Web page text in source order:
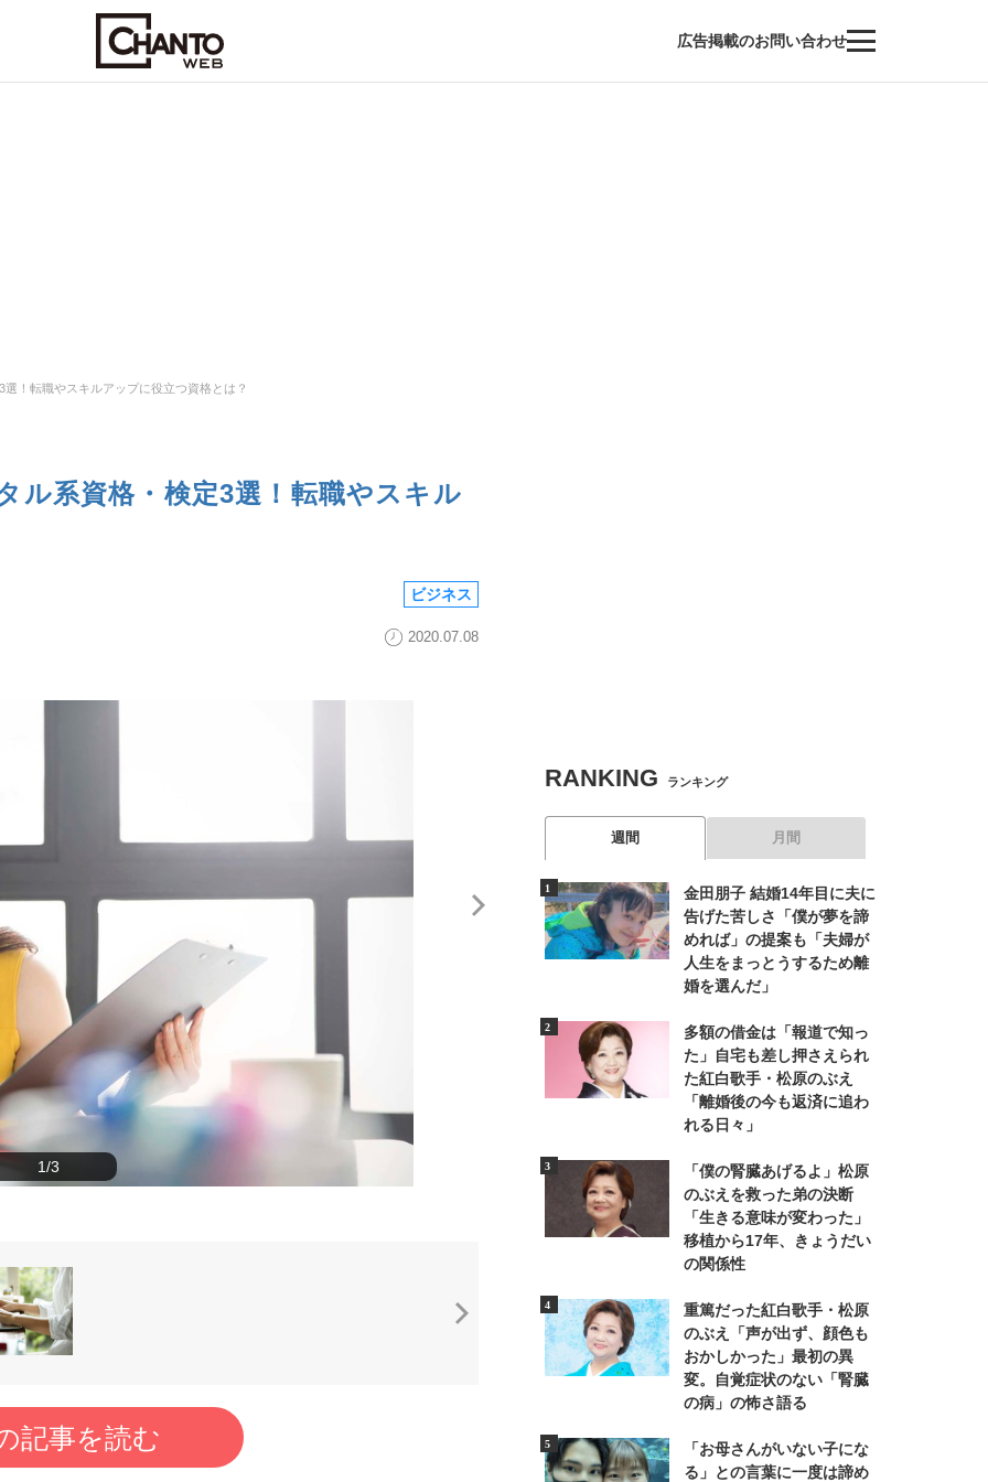
広告掲載のお問い合わせ
！転職やスキルアップに役立つ資格とは？
ル系資格・検定3選！転職やスキル
ビジネス
2020.07.08
1/3
記事を読む
RANKING ランキング
週間 月間
金田朋子 結婚14年目に夫に
告げた苦しさ「僕が夢を諦
めれば」の提案も「夫婦が
人生をまっとうするため離
婚を選んだ」
多額の借金は「報道で知っ
た」自宅も差し押さえられ
た紅白歌手・松原のぶえ
「離婚後の今も返済に追わ
れる日々」
「僕の腎臓あげるよ」松原
のぶえを救った弟の決断
「生きる意味が変わった」
移植から17年、きょうだい
の関係性
重篤だった紅白歌手・松原
のぶえ「声が出ず、顔色も
おかしかった」最初の異
変。自覚症状のない「腎臓
の病」の怖さ語る
「お母さんがいない子にな
る」との言葉に一度は諦め